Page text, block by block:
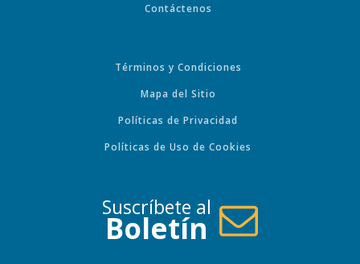
Contáctenos
Términos y Condiciones
Mapa del Sitio
Políticas de Privacidad
Políticas de Uso de Cookies
Suscríbete al
Boletín